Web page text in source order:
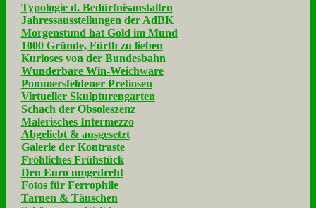
Typologie d. Bedürfnisanstalten
Jahressausstellungen der AdBK
Morgenstund hat Gold im Mund
1000 Gründe, Fürth zu lieben
Kurioses von der Bundesbahn
Wunderbare Win-Weichware
Pommersfeldener Pretiosen
Virtueller Skulpturengarten
Schach der Obsoleszenz
Malerisches Intermezzo
Abgeliebt & ausgesetzt
Galerie der Kontraste
Fröhliches Frühstück
Den Euro umgedreht
Fotos für Ferrophile
Tarnen & Täuschen